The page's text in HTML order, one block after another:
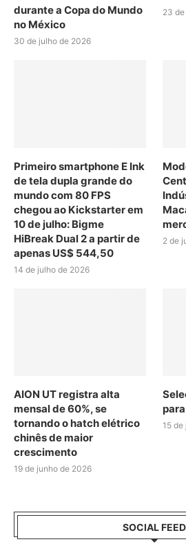
durante a Copa do Mundo
no México
30 de julho de 2026
23
Primeiro smartphone E Ink
de tela dupla grande do
mundo com 80 FPS
chegou ao Kickstarter em
10 de julho: Bigme
HiBreak Dual 2 a partir de
apenas US$ 544,50
14 de julho de 2026
2 de
AION UT registra alta
mensal de 60%, se
tornando o hatch elétrico
chinês de maior
crescimento
19 de junho de 2026
15 de
SOCIAL FEED